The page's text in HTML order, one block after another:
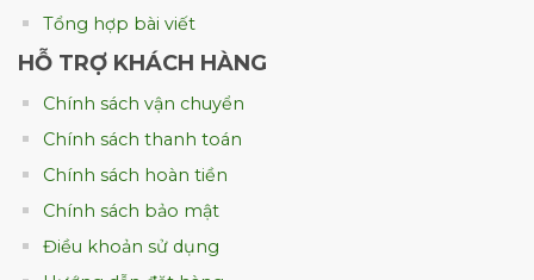
Ưu điểm nổi bật:
Thấm dầu hiệu quả.
Giữ bánh khô ráo.
Đây là lựa chọn được nhiều chuỗi cửa hàng
Tổng hợp bài viết
HỖ TRỢ KHÁCH HÀNG
Chính sách vận chuyển
Chính sách thanh toán
Chính sách hoàn tiền
Chính sách bảo mật
Điều khoản sử dụng